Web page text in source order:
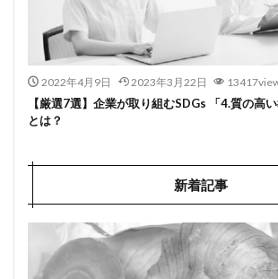
2022年4月9日 2023年3月22日
【厳選7選】企業が取り組むSDGs 「4.質の高
とは？
新着記事